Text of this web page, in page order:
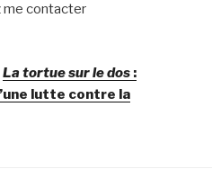
me contacter
La tortue sur le dos :
lutte contre la